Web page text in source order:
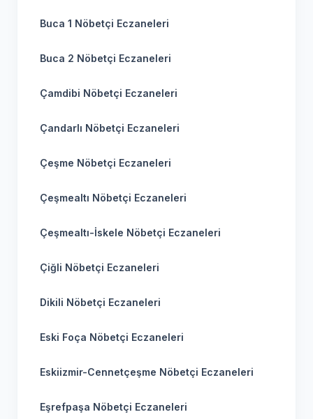
Buca 1 Nöbetçi Eczaneleri
Buca 2 Nöbetçi Eczaneleri
Çamdibi Nöbetçi Eczaneleri
Çandarlı Nöbetçi Eczaneleri
Çeşme Nöbetçi Eczaneleri
Çeşmealtı Nöbetçi Eczaneleri
Çeşmealtı-İskele Nöbetçi Eczaneleri
Çiğli Nöbetçi Eczaneleri
Dikili Nöbetçi Eczaneleri
Eski Foça Nöbetçi Eczaneleri
Eskiizmir-Cennetçeşme Nöbetçi Eczaneleri
Eşrefpaşa Nöbetçi Eczaneleri